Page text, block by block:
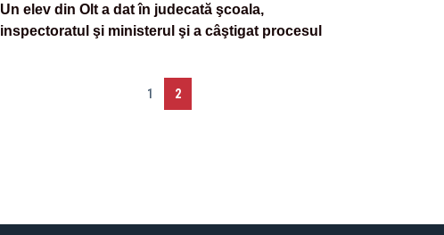
Un elev din Olt a dat în judecată şcoala,
inspectoratul şi ministerul şi a câştigat procesul
1 2